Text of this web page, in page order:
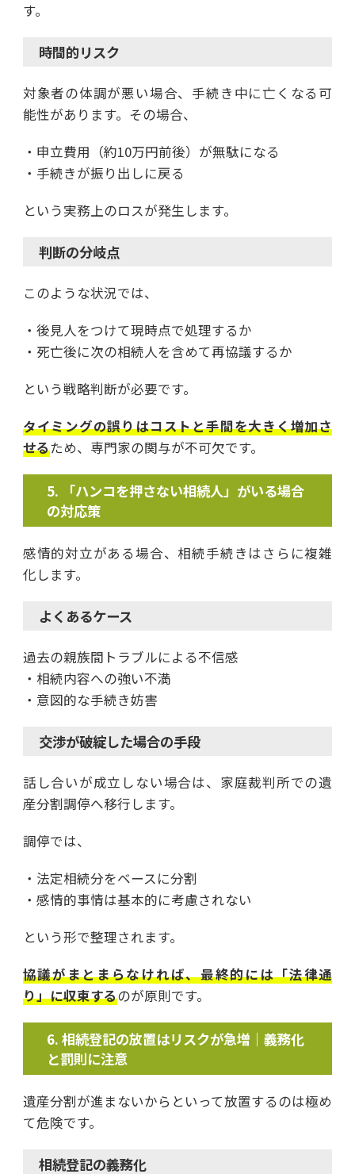
す。
時間的リスク
対象者の体調が悪い場合、手続き中に亡くなる可
能性があります。その場合、
・申立費用（約10万円前後）が無駄になる
・手続きが振り出しに戻る
という実務上のロスが発生します。
判断の分岐点
このような状況では、
・後見人をつけて現時点で処理するか
・死亡後に次の相続人を含めて再協議するか
という戦略判断が必要です。
タイミングの誤りはコストと手間を大きく増加さ
せるため、専門家の関与が不可欠です。
「ハンコを押さない相続人」がいる場合
の対応策
感情的対立がある場合、相続手続きはさらに複雑
化します。
よくあるケース
過去の親族間トラブルによる不信感
・相続内容への強い不満
・意図的な手続き妨害
交渉が破綻した場合の手段
話し合いが成立しない場合は、家庭裁判所での遺
産分割調停へ移行します。
調停では、
・法定相続分をベースに分割
・感情的事情は基本的に考慮されない
という形で整理されます。
協議がまとまらなければ、最終的には「法律通
り」に収束するのが原則です。
相続登記の放置はリスクが急増｜義務化
と罰則に注意
遺産分割が進まないからといって放置するのは極め
て危険です。
相続登記の義務化